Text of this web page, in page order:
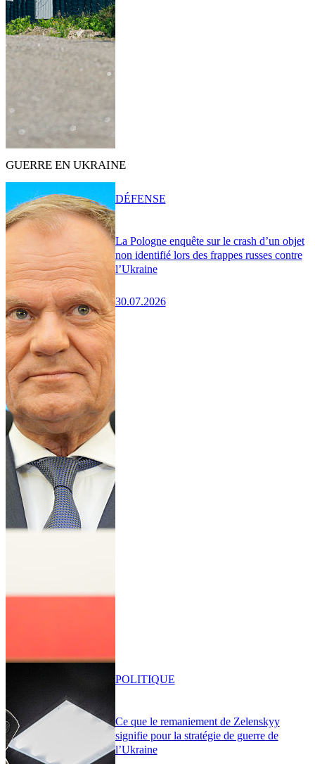
GUERRE EN UKRAINE
La Pologne enquête sur le crash d’un objet
non identifié lors des frappes russes contre
l’Ukraine
30.07.2026
DÉFENSE
Ce que le remaniement de Zelenskyy
signifie pour la stratégie de guerre de
l’Ukraine
POLITIQUE